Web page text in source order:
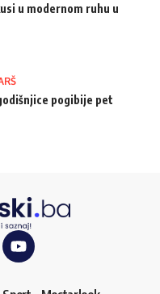
u modernom ruhu u
pogibije pet